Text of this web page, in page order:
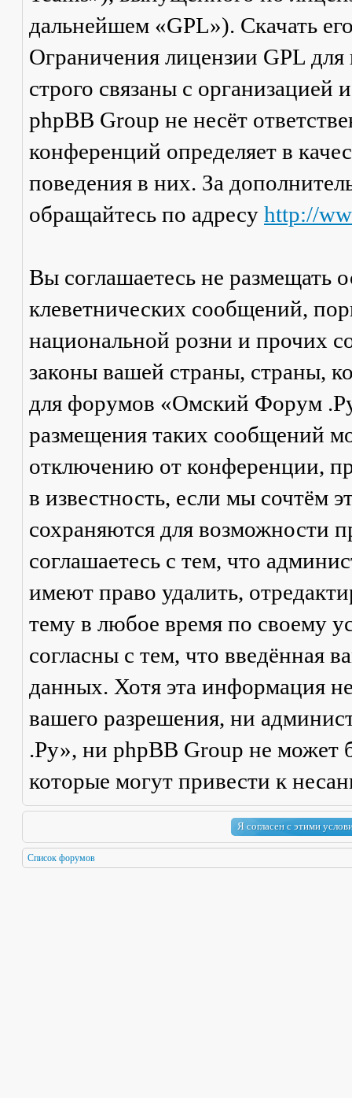
дальнейшем «GPL»). Скачать
Ограничения лицензии GPL
строго связаны с
phpBB Group не несёт
конференций определяет в
поведения в них. За
обращайтесь по адресу http://
Вы соглашаетесь не размещать
клеветнических сообщений,
национальной розни и прочих
законы вашей страны, страны,
для форумов «Омский Форум
размещения таких сообщений
отключению от конференции,
в известность, если мы сочтём
сохраняются для возможности
соглашаетесь с тем, что
имеют право удалить,
тему в любое время по своему
согласны с тем, что введённая
данных. Хотя эта информация
вашего разрешения, ни
.Ру», ни phpBB Group не может
которые могут привести к
Список форумов